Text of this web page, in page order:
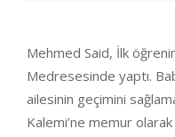
Mehmed Said, İlk
Medresesinde yaptı.
ailesinin geçimini
Kalemi’ne memur